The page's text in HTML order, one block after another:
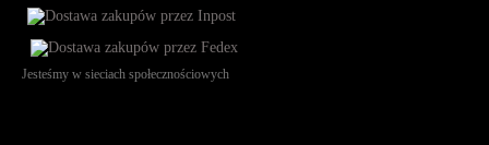
Jesteśmy w sieciach społecznościowych